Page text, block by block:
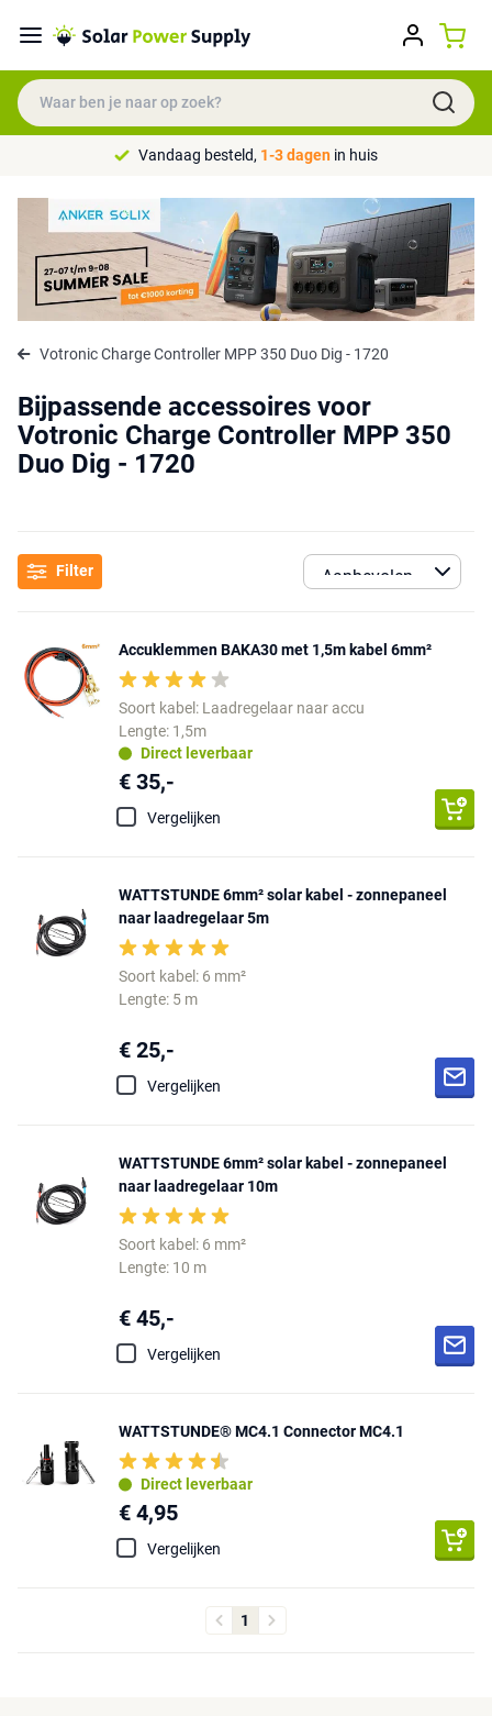
Vandaag besteld, 1-3 dagen in huis
Votronic Charge Controller MPP 350 Duo Dig - 1720
Bijpassende accessoires voor
Votronic Charge Controller MPP 350
Duo Dig - 1720
Filter
Accuklemmen BAKA30 met 1,5m kabel 6mm²
Soort kabel: Laadregelaar naar accu
Lengte: 1,5m
Direct leverbaar
€ 35,-
Vergelijken
WATTSTUNDE 6mm² solar kabel - zonnepaneel
naar laadregelaar 5m
Soort kabel: 6 mm²
Lengte: 5 m
€ 25,-
Vergelijken
WATTSTUNDE 6mm² solar kabel - zonnepaneel
naar laadregelaar 10m
Soort kabel: 6 mm²
Lengte: 10 m
€ 45,-
Vergelijken
WATTSTUNDE® MC4.1 Connector MC4.1
Direct leverbaar
€ 4,95
Vergelijken
1